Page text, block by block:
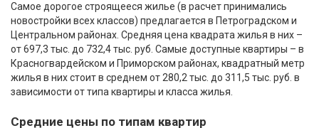
Самое дорогое строящееся жилье (в расчет принимались
новостройки всех классов) предлагается в Петроградском и
Центральном районах. Средняя цена квадрата жилья в них –
от 697,3 тыс. до 732,4 тыс. руб. Самые доступные квартиры – в
Красногвардейском и Приморском районах, квадратный метр
жилья в них стоит в среднем от 280,2 тыс. до 311,5 тыс. руб. в
зависимости от типа квартиры и класса жилья.
Средние цены по типам квартир